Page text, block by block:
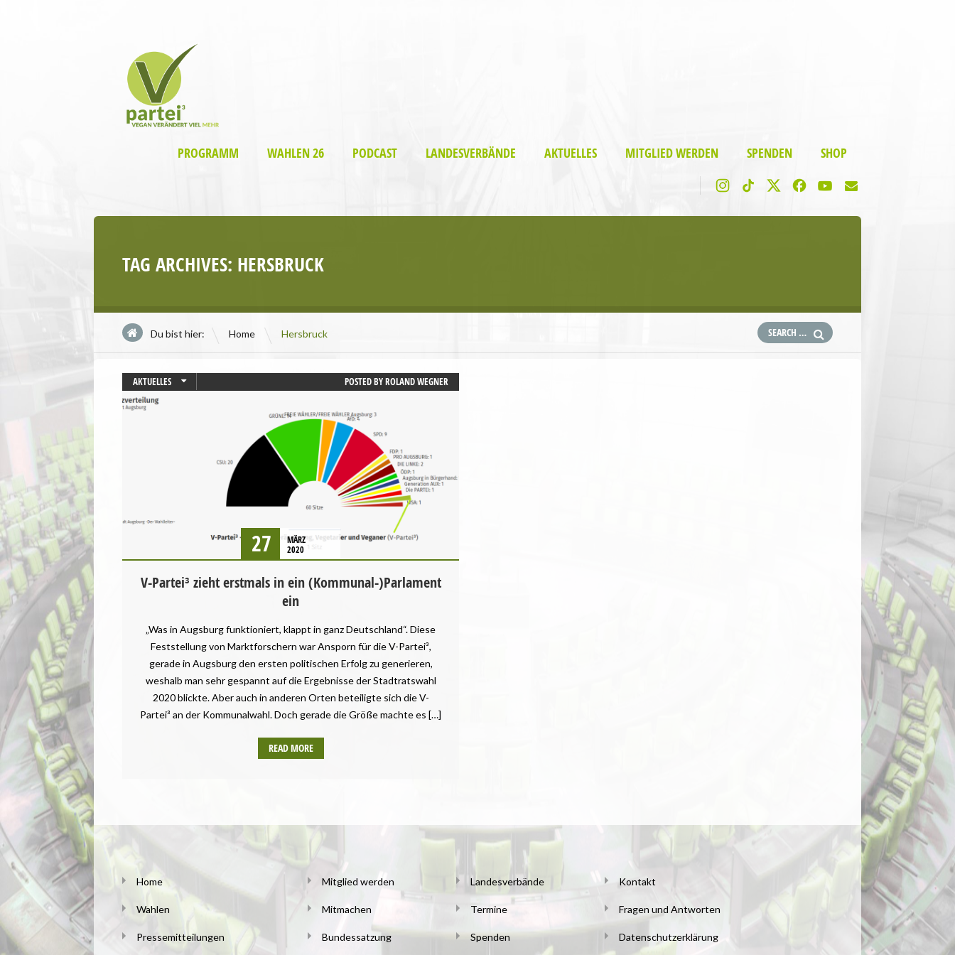
PROGRAMM WAHLEN 26 PODCAST LANDESVERBÄNDE AKTUELLES MITGLIED WERDEN SPENDEN SHOP
TAG ARCHIVES: HERSBRUCK
Du bist hier: Home \ Hersbruck
AKTUELLES
AUGSBURG
POSTED BYROLAND WEGNER
27
MÄRZ
2020
V-Partei³ zieht erstmals in ein (Kommunal-)Parlament
ein
„Was in Augsburg funktioniert, klappt in ganz Deutschland“. Diese
Feststellung von Marktforschern war Ansporn für die V-Partei³,
gerade in Augsburg den ersten politischen Erfolg zu generieren,
weshalb man sehr gespannt auf die Ergebnisse der Stadtratswahl
2020 blickte. Aber auch in anderen Orten beteiligte sich die V-
Partei³ an der Kommunalwahl. Doch gerade die Größe machte es […]
READ MORE
Home
Wahlen
Pressemitteilungen
Mitglied werden
Mitmachen
Bundessatzung
Landesverbände
Termine
Spenden
Kontakt
Fragen und Antworten
Datenschutzerklärung